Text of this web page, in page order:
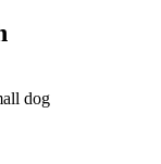
dog